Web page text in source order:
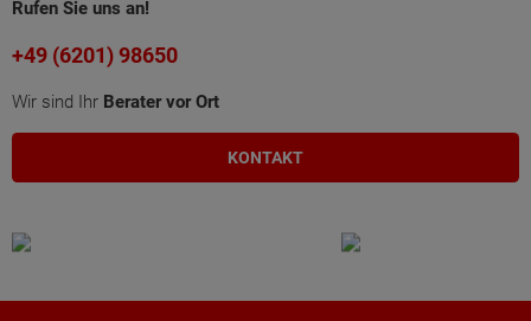
Rufen Sie uns an!
+49 (6201) 98650
Wir sind Ihr Berater vor Ort
KONTAKT